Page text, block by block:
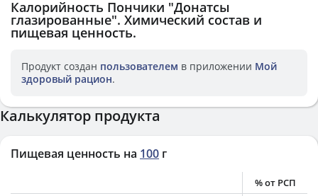
Калорийность Пончики "Донатсы
глазированные". Химический состав и
пищевая ценность.
Продукт создан пользователем в приложении Мой
здоровый рацион.
Калькулятор продукта
Пищевая ценность на 100 г
% от РСП